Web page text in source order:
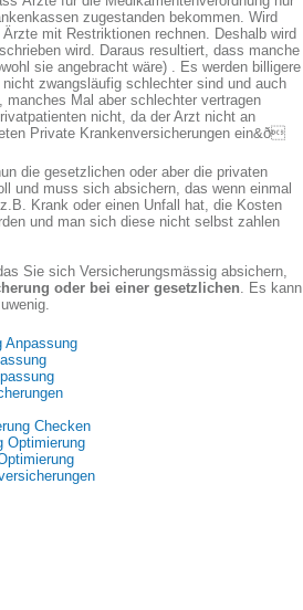
zugestanden bekommen. Wird
mit Restriktionen rechnen. Deshalb wird
wird. Daraus resultiert, dass manche
sie angebracht wäre) . Es werden billigere
zwangsläufig schlechter sind und auch
Mal aber schlechter vertragen
nicht, da der Arzt nicht an
Private Krankenversicherungen ein&ð
die gesetzlichen oder aber die privaten
und muss sich absichern, das wenn einmal
Krank oder einen Unfall hat, die Kosten
und man sich diese nicht selbst zahlen
Sie sich Versicherungsmässig absichern,
oder bei einer gesetzlichen. Es kann
Anpassung
Checken
Optimierung